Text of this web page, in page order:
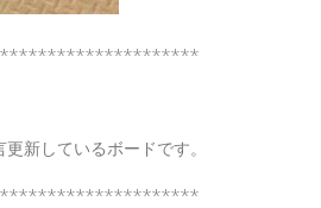
新しているボードです。